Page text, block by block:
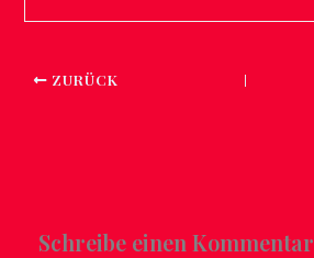
ZURÜCK
Schreibe einen Kommentar